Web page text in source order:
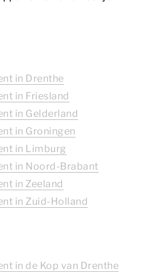
in Drenthe
in Friesland
in Gelderland
in Groningen
in Limburg
in Noord-Brabant
in Zeeland
in Zuid-Holland
in de Kop van Drenthe